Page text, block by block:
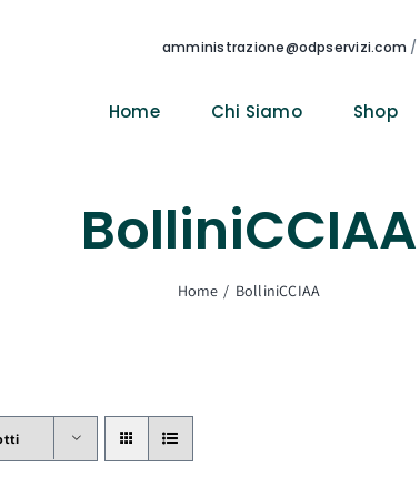
amministrazione@odpservizi.com /
Home Chi Siamo Shop
BolliniCCIAA
Home BolliniCCIAA